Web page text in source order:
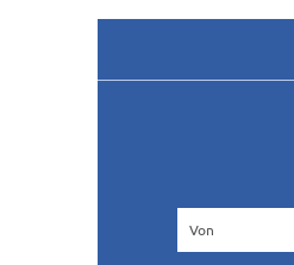
Von